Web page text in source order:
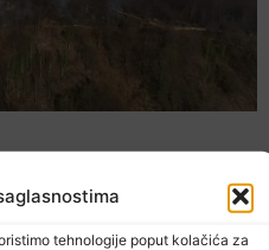
tehnologije poput kolačića za